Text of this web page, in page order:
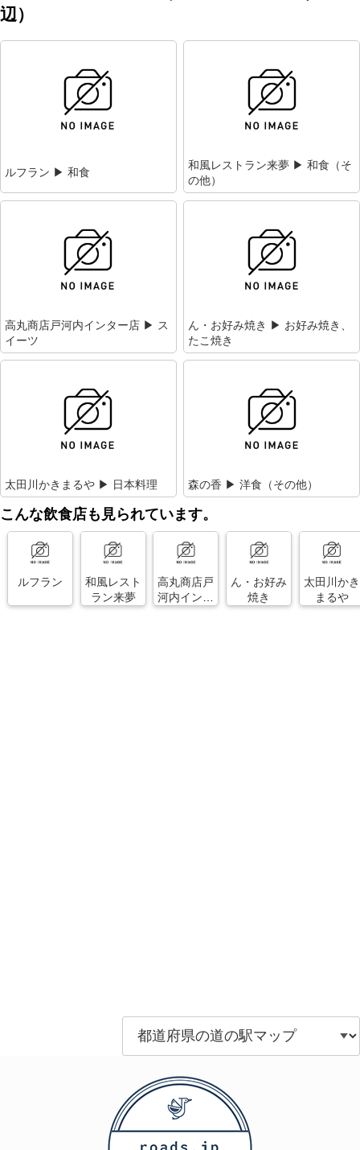
辺）
ルフラン ▶ 和食
和風レストラン来夢 ▶ 和食（そ
の他）
高丸商店戸河内インター店 ▶ ス
イーツ
ん・お好み焼き ▶ お好み焼き、
たこ焼き
太田川かきまるや ▶ 日本料理 森の香 ▶ 洋食（その他）
こんな飲食店も見られています。
ルフラン
和風レスト
ラン来夢
高丸商店戸
河内インタ
ん・お好み
焼き
太田川かき
まるや